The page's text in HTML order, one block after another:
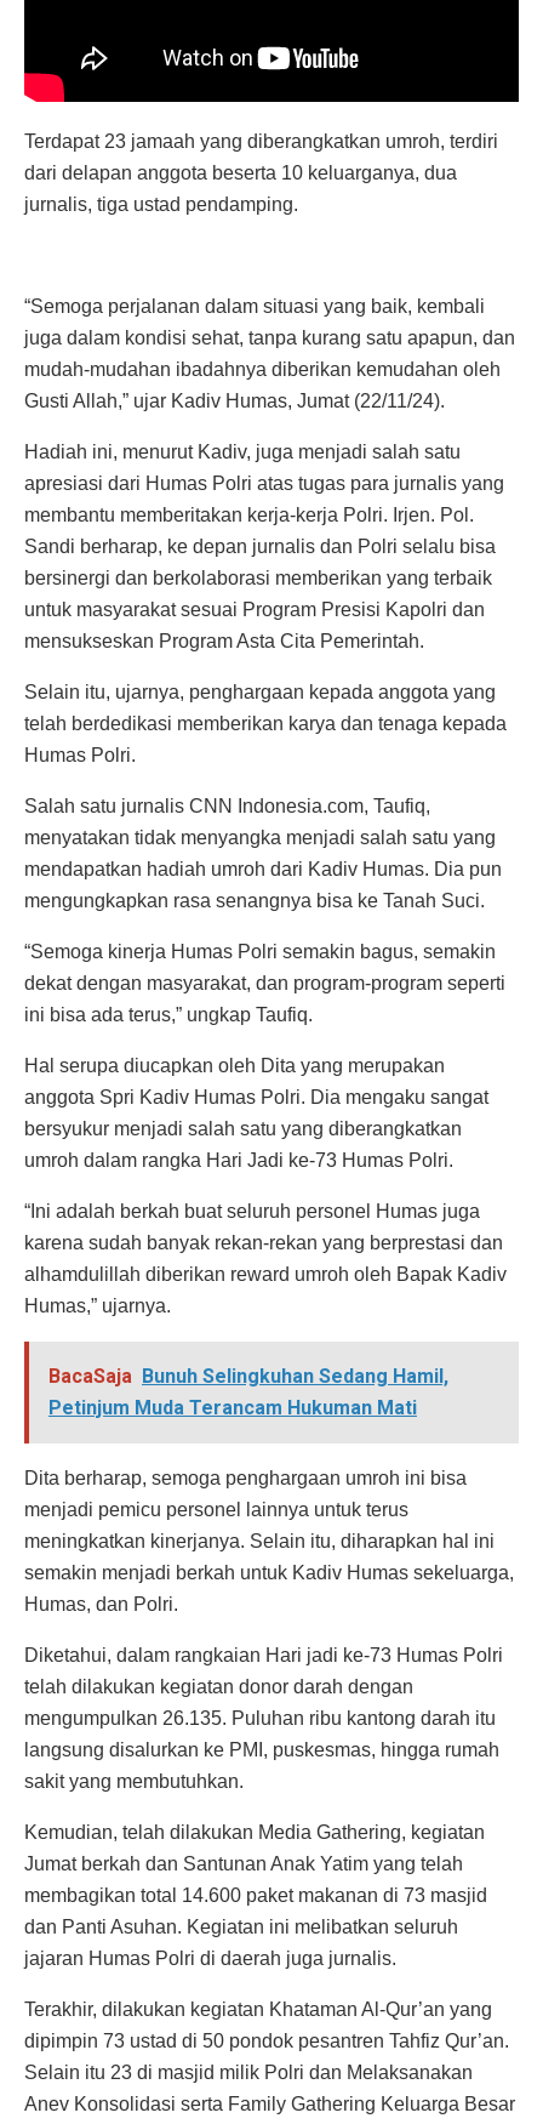
Terdapat 23 jamaah yang diberangkatkan umroh, terdiri
dari delapan anggota beserta 10 keluarganya, dua
jurnalis, tiga ustad pendamping.
“Semoga perjalanan dalam situasi yang baik, kembali
juga dalam kondisi sehat, tanpa kurang satu apapun, dan
mudah-mudahan ibadahnya diberikan kemudahan oleh
Gusti Allah,” ujar Kadiv Humas, Jumat (22/11/24).
Hadiah ini, menurut Kadiv, juga menjadi salah satu
apresiasi dari Humas Polri atas tugas para jurnalis yang
membantu memberitakan kerja-kerja Polri. Irjen. Pol.
Sandi berharap, ke depan jurnalis dan Polri selalu bisa
bersinergi dan berkolaborasi memberikan yang terbaik
untuk masyarakat sesuai Program Presisi Kapolri dan
mensukseskan Program Asta Cita Pemerintah.
Selain itu, ujarnya, penghargaan kepada anggota yang
telah berdedikasi memberikan karya dan tenaga kepada
Humas Polri.
Salah satu jurnalis CNN Indonesia.com, Taufiq,
menyatakan tidak menyangka menjadi salah satu yang
mendapatkan hadiah umroh dari Kadiv Humas. Dia pun
mengungkapkan rasa senangnya bisa ke Tanah Suci.
“Semoga kinerja Humas Polri semakin bagus, semakin
dekat dengan masyarakat, dan program-program seperti
ini bisa ada terus,” ungkap Taufiq.
Hal serupa diucapkan oleh Dita yang merupakan
anggota Spri Kadiv Humas Polri. Dia mengaku sangat
bersyukur menjadi salah satu yang diberangkatkan
umroh dalam rangka Hari Jadi ke-73 Humas Polri.
“Ini adalah berkah buat seluruh personel Humas juga
karena sudah banyak rekan-rekan yang berprestasi dan
alhamdulillah diberikan reward umroh oleh Bapak Kadiv
Humas,” ujarnya.
BacaSaja Bunuh Selingkuhan Sedang Hamil,
Petinjum Muda Terancam Hukuman Mati
Dita berharap, semoga penghargaan umroh ini bisa
menjadi pemicu personel lainnya untuk terus
meningkatkan kinerjanya. Selain itu, diharapkan hal ini
semakin menjadi berkah untuk Kadiv Humas sekeluarga,
Humas, dan Polri.
Diketahui, dalam rangkaian Hari jadi ke-73 Humas Polri
telah dilakukan kegiatan donor darah dengan
mengumpulkan 26.135. Puluhan ribu kantong darah itu
langsung disalurkan ke PMI, puskesmas, hingga rumah
sakit yang membutuhkan.
Kemudian, telah dilakukan Media Gathering, kegiatan
Jumat berkah dan Santunan Anak Yatim yang telah
membagikan total 14.600 paket makanan di 73 masjid
dan Panti Asuhan. Kegiatan ini melibatkan seluruh
jajaran Humas Polri di daerah juga jurnalis.
Terakhir, dilakukan kegiatan Khataman Al-Qur’an yang
dipimpin 73 ustad di 50 pondok pesantren Tahfiz Qur’an.
Selain itu 23 di masjid milik Polri dan Melaksanakan
Anev Konsolidasi serta Family Gathering Keluarga Besar